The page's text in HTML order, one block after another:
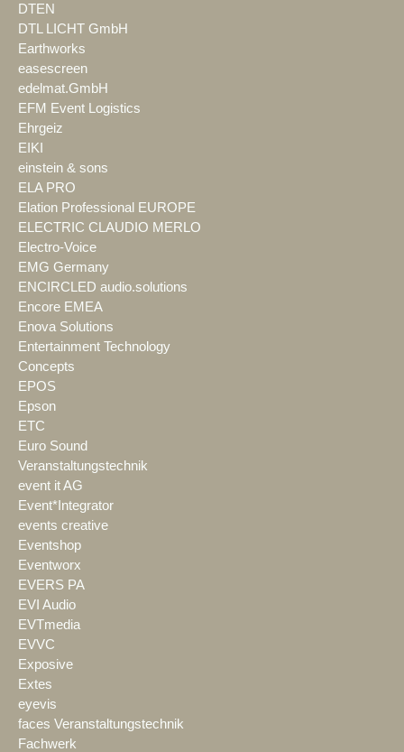
DTEN
DTL LICHT GmbH
Earthworks
easescreen
edelmat.GmbH
EFM Event Logistics
Ehrgeiz
EIKI
einstein & sons
ELA PRO
Elation Professional EUROPE
ELECTRIC CLAUDIO MERLO
Electro-Voice
EMG Germany
ENCIRCLED audio.solutions
Encore EMEA
Enova Solutions
Entertainment Technology
Concepts
EPOS
Epson
ETC
Euro Sound
Veranstaltungstechnik
event it AG
Event*Integrator
events creative
Eventshop
Eventworx
EVERS PA
EVI Audio
EVTmedia
EVVC
Exposive
Extes
eyevis
faces Veranstaltungstechnik
Fachwerk